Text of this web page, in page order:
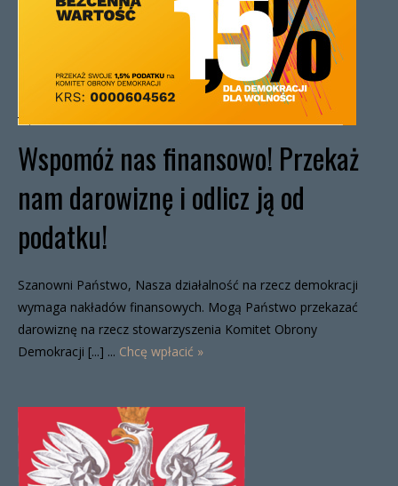
Wspomóż nas finansowo! Przekaż
nam darowiznę i odlicz ją od
podatku!
Szanowni Państwo, Nasza działalność na rzecz demokracji
wymaga nakładów finansowych. Mogą Państwo przekazać
darowiznę na rzecz stowarzyszenia Komitet Obrony
Demokracji [...] ... Chcę wpłacić »